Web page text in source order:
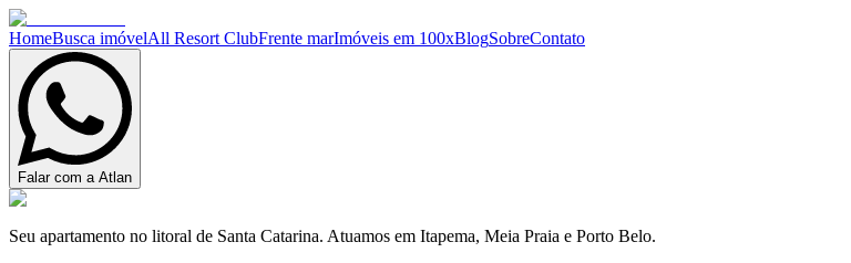
HomeBusca imóvelAll Resort ClubFrente marImóveis em 100xBlogSobreContato
Falar com a Atlan
Seu apartamento no litoral de Santa Catarina. Atuamos em Itapema, Meia Praia e Porto Belo.